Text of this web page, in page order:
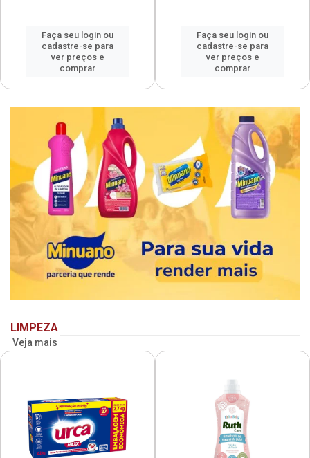
Faça seu login ou
cadastre-se para
ver preços e
comprar
Faça seu login ou
cadastre-se para
ver preços e
comprar
LIMPEZA
Veja mais